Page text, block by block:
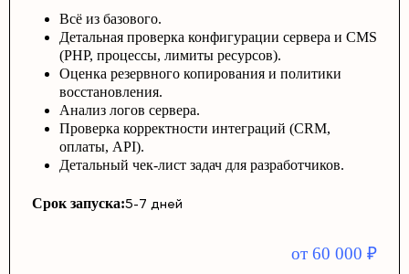
Всё из базового.
Детальная проверка конфигурации сервера и CMS
(PHP, процессы, лимиты ресурсов).
Оценка резервного копирования и политики
восстановления.
Анализ логов сервера.
Проверка корректности интеграций (CRM,
оплаты, API).
Детальный чек-лист задач для разработчиков.
Срок запуска:5-7 дней
от 60 000 ₽